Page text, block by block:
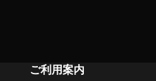
ご利用案内